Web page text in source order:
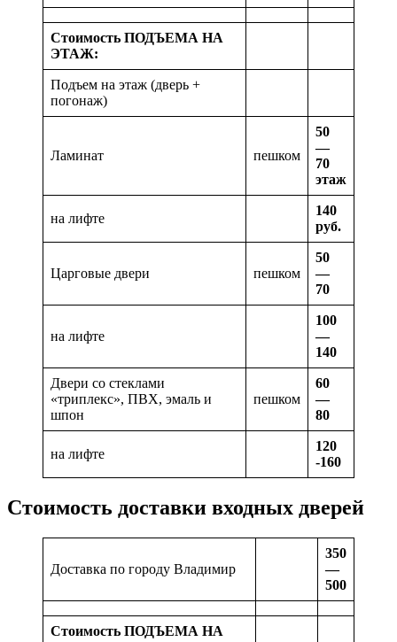
Стоимость ПОДЪЕМА НА
ЭТАЖ:
Подъем на этаж (дверь +
погонаж)
Ламинат пешком
50
—
70
этаж
на лифте
140
руб.
Царговые двери пешком
50
—
70
на лифте
100
—
140
Двери со стеклами
«триплекс», ПВХ, эмаль и
шпон
пешком
60
—
80
на лифте
120
-160
Стоимость доставки входных дверей
Доставка по городу Владимир
350
—
500
Стоимость ПОДЪЕМА НА